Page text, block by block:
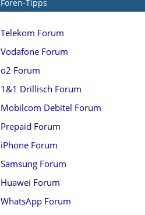
Foren-Tipps
Telekom Forum
Vodafone Forum
o2 Forum
1&1 Drillisch Forum
Mobilcom Debitel Forum
Prepaid Forum
iPhone Forum
Samsung Forum
Huawei Forum
WhatsApp Forum